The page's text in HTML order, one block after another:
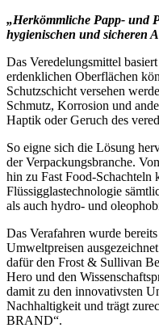
„Herkömmliche Papp- und
hygienischen und sicheren
Das Veredelungsmittel
erdenklichen Oberflächen
Schutzschicht versehen
Schmutz, Korrosion und
Haptik oder Geruch des
So eigne sich die Lösung
der Verpackungsbranche.
hin zu Fast Food-Schachteln
Flüssigglastechnologie
als auch hydro- und
Das Verafahren wurde
Umweltpreisen
dafür den Frost & Sullivan
Hero und den
damit zu den innovativsten
Nachhaltigkeit und trägt
BRAND“.